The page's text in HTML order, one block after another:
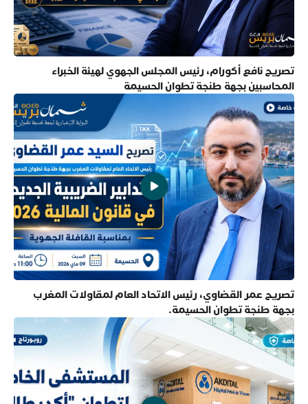
تصريح نافع أكورام، رئيس المجلس الجهوي لهيئة الخبراء
المحاسبين بجهة طنجة تطوان الحسيمة
تصريح عمر القضاوي، رئيس الاتحاد العام لمقاولات المغرب
بجهة طنجة تطوان الحسيمة.